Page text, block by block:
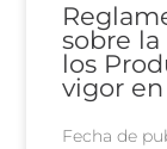
sobre
los
vigor
Fecha de